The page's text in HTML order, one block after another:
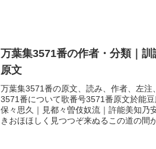
万葉集3571番の作者・分類｜訓
原文
万葉集3571番の原文、読み、作者、左
3571番について歌番号3571番原文於能
保々思久｜見都々曽伎奴流｜許能美知乃
きおほほしく見つつぞ来ぬるこの道の間